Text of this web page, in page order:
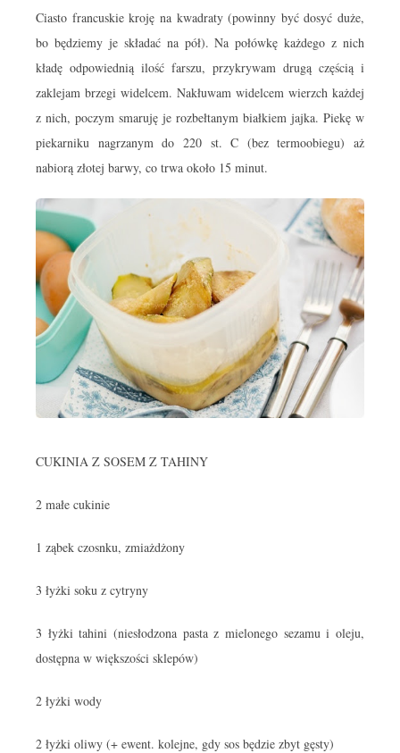
Ciasto francuskie kroję na kwadraty (powinny być dosyć duże,
bo będziemy je składać na pół). Na połówkę każdego z nich
kładę odpowiednią ilość farszu, przykrywam drugą częścią i
zaklejam brzegi widelcem. Nakłuwam widelcem wierzch każdej
z nich, poczym smaruję je rozbełtanym białkiem jajka. Piekę w
piekarniku nagrzanym do 220 st. C (bez termoobiegu) aż
nabiorą złotej barwy, co trwa około 15 minut.
CUKINIA Z SOSEM Z TAHINY
2 małe cukinie
1 ząbek czosnku, zmiażdżony
3 łyżki soku z cytryny
3 łyżki tahini (niesłodzona pasta z mielonego sezamu i oleju,
dostępna w większości sklepów)
2 łyżki wody
2 łyżki oliwy (+ ewent. kolejne, gdy sos będzie zbyt gęsty)